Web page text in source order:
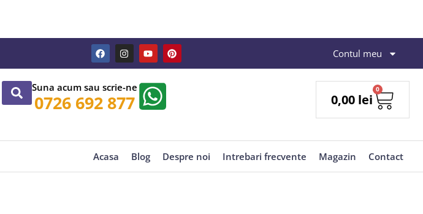
Contul meu
Suna acum sau scrie-ne
0726 692 877 0,00 lei
0
Acasa Blog Despre noi Intrebari frecvente Magazin Contact